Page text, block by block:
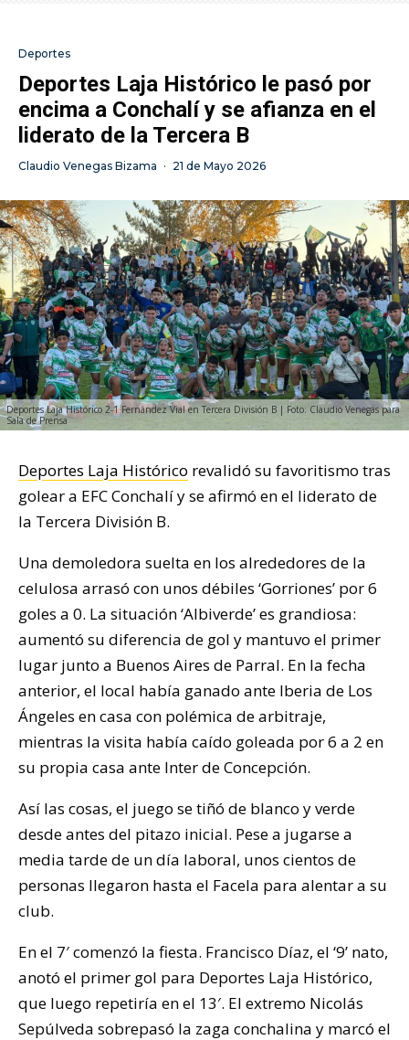
Deportes
Deportes Laja Histórico le pasó por
encima a Conchalí y se afianza en el
liderato de la Tercera B
Claudio Venegas Bizama · 21 de Mayo 2026
Deportes Laja Histórico 2-1 Fernández Vial en Tercera División B | Foto: Claudio Venegas para
Sala de Prensa
Deportes Laja Histórico revalidó su favoritismo tras
golear a EFC Conchalí y se afirmó en el liderato de
la Tercera División B.
Una demoledora suelta en los alrededores de la
celulosa arrasó con unos débiles ‘Gorriones’ por 6
goles a 0. La situación ‘Albiverde’ es grandiosa:
aumentó su diferencia de gol y mantuvo el primer
lugar junto a Buenos Aires de Parral. En la fecha
anterior, el local había ganado ante Iberia de Los
Ángeles en casa con polémica de arbitraje,
mientras la visita había caído goleada por 6 a 2 en
su propia casa ante Inter de Concepción.
Así las cosas, el juego se tiñó de blanco y verde
desde antes del pitazo inicial. Pese a jugarse a
media tarde de un día laboral, unos cientos de
personas llegaron hasta el Facela para alentar a su
club.
En el 7′ comenzó la fiesta. Francisco Díaz, el ‘9’ nato,
anotó el primer gol para Deportes Laja Histórico,
que luego repetiría en el 13′. El extremo Nicolás
Sepúlveda sobrepasó la zaga conchalina y marcó el